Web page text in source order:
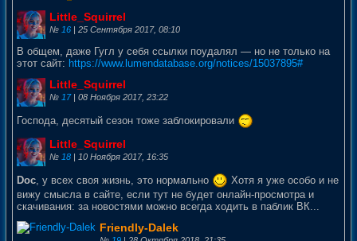
Little_Squirrel
№ 16 | 25 Сентября 2017, 08:10
В общем, даже Гугл у себя ссылки поудалял — но не только на
этот сайт: https://www.lumendatabase.org/notices/15037895#
Little_Squirrel
№ 17| 08 Ноября 2017, 23:22
Господа, десятый сезон тоже заблокировали
Little_Squirrel
№ 18 | 10 Ноября 2017, 16:35
Doc , у всех своя жизнь, это нормально
Хотя я уже особо и не
вижу смысла в сайте, если тут не будет онлайн-просмотра и
скачивания: за новостями можно всегда ходить в паблик ВК...
Friendly-Dalek